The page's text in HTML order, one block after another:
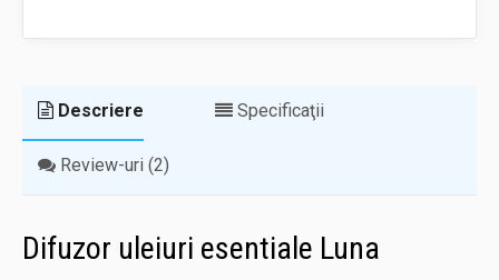
Descriere Specificaţii
Review-uri (2)
Difuzor uleiuri esentiale Luna